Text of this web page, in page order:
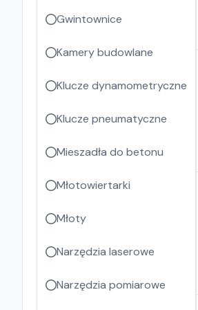
Gwintownice
Kamery budowlane
Klucze dynamometryczne
Klucze pneumatyczne
Mieszadła do betonu
Młotowiertarki
Młoty
Narzędzia laserowe
Narzędzia pomiarowe